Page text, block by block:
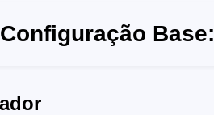
Configuração Base: